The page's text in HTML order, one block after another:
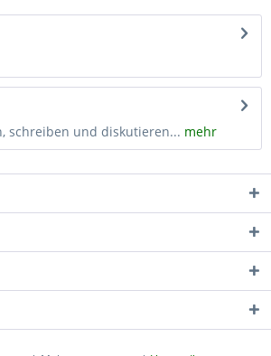
schreiben und diskutieren... mehr